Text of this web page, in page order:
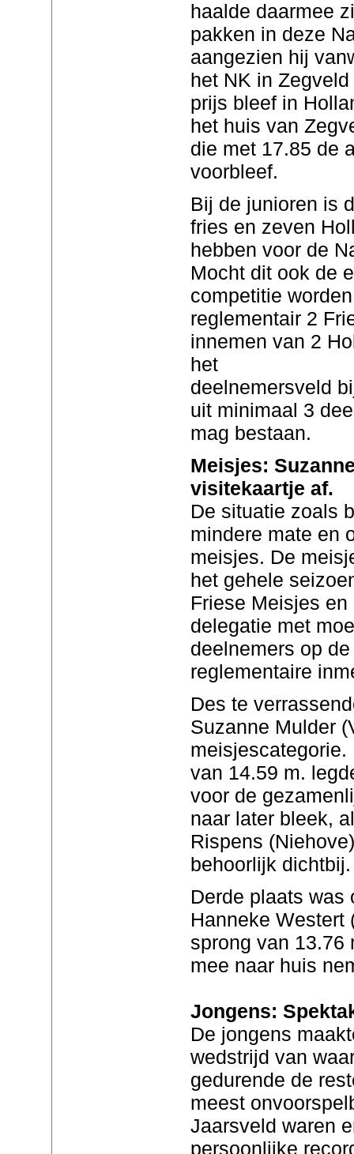
haalde daarmee
pakken in deze
aangezien hij
het NK in
prijs bleef in
het huis van
die met 17.85 de
voorbleef.
Bij de junioren is
fries en zeven
hebben voor de
Mocht dit ook de
competitie
reglementair 2
innemen van 2
het
deelnemersveld
uit minimaal 3
mag bestaan.
Meisjes:
visitekaartje af.
De situatie zoals
mindere mate en
meisjes. De
het gehele
Friese Meisjes
delegatie met
deelnemers op
reglementaire
Des te
Suzanne Mulder
meisjescategorie.
van 14.59 m.
voor de
naar later bleek,
Rispens
behoorlijk dichtbij.
Derde plaats was
Hanneke Westert
sprong van 13.76
mee naar huis
Jongens:
De jongens
wedstrijd van
gedurende de
meest
Jaarsveld waren
persoonlijke